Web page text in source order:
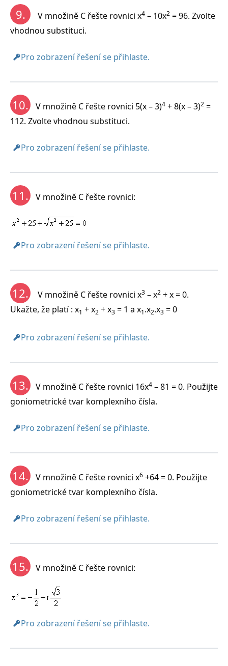
9. V množině C řešte rovnici x4 – 10x2 = 96. Zvolte
vhodnou substituci.
Pro zobrazení řešení se přihlaste.
10. V množině C řešte rovnici 5(x – 3)4 + 8(x – 3)2 =
112. Zvolte vhodnou substituci.
Pro zobrazení řešení se přihlaste.
11. V množině C řešte rovnici:
Pro zobrazení řešení se přihlaste.
12. V množině C řešte rovnici x3 – x2 + x = 0.
Ukažte, že platí : x1 + x2 + x3 = 1 a x1.x2.x3 = 0
Pro zobrazení řešení se přihlaste.
13. V množině C řešte rovnici 16x4 – 81 = 0. Použijte
goniometrické tvar komplexního čísla.
Pro zobrazení řešení se přihlaste.
14. V množině C řešte rovnici x6 +64 = 0. Použijte
goniometrické tvar komplexního čísla.
Pro zobrazení řešení se přihlaste.
15. V množině C řešte rovnici:
Pro zobrazení řešení se přihlaste.